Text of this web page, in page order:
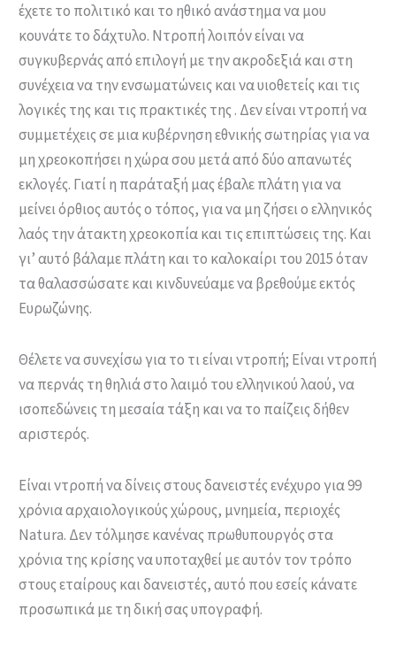
έχετε το πολιτικό και το ηθικό ανάστημα να μου
κουνάτε το δάχτυλο. Ντροπή λοιπόν είναι να
συγκυβερνάς από επιλογή με την ακροδεξιά και στη
συνέχεια να την ενσωματώνεις και να υιοθετείς και τις
λογικές της και τις πρακτικές της . Δεν είναι ντροπή να
συμμετέχεις σε μια κυβέρνηση εθνικής σωτηρίας για να
μη χρεοκοπήσει η χώρα σου μετά από δύο απανωτές
εκλογές. Γιατί η παράταξή μας έβαλε πλάτη για να
μείνει όρθιος αυτός ο τόπος, για να μη ζήσει ο ελληνικός
λαός την άτακτη χρεοκοπία και τις επιπτώσεις της. Και
γι’ αυτό βάλαμε πλάτη και το καλοκαίρι του 2015 όταν
τα θαλασσώσατε και κινδυνεύαμε να βρεθούμε εκτός
Ευρωζώνης.
Θέλετε να συνεχίσω για το τι είναι ντροπή; Είναι ντροπή
να περνάς τη θηλιά στο λαιμό του ελληνικού λαού, να
ισοπεδώνεις τη μεσαία τάξη και να το παίζεις δήθεν
αριστερός.
Είναι ντροπή να δίνεις στους δανειστές ενέχυρο για 99
χρόνια αρχαιολογικούς χώρους, μνημεία, περιοχές
Natura. Δεν τόλμησε κανένας πρωθυπουργός στα
χρόνια της κρίσης να υποταχθεί με αυτόν τον τρόπο
στους εταίρους και δανειστές, αυτό που εσείς κάνατε
προσωπικά με τη δική σας υπογραφή.